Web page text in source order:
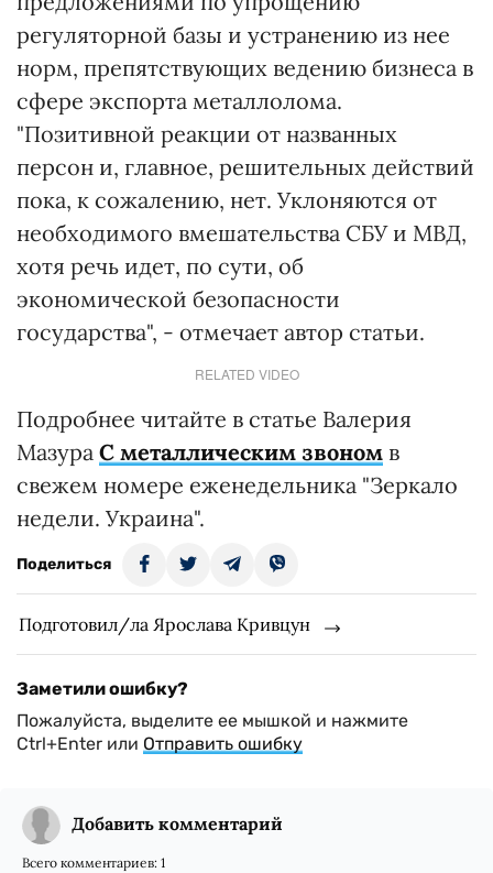
регуляторной базы и устранению из нее
норм, препятствующих ведению бизнеса в
сфере экспорта металлолома.
"Позитивной реакции от названных
персон и, главное, решительных действий
пока, к сожалению, нет. Уклоняются от
необходимого вмешательства СБУ и МВД,
хотя речь идет, по сути, об
экономической безопасности
государства", - отмечает автор статьи.
RELATED VIDEO
Подробнее читайте в статье Валерия
Мазура С металлическим звоном в
свежем номере еженедельника "Зеркало
недели. Украина".
Поделиться
Подготовил/ла Ярослава Кривцун
Заметили ошибку?
Пожалуйста, выделите ее мышкой и нажмите
Ctrl+Enter или Отправить ошибку
Добавить комментарий
Всего комментариев: 1